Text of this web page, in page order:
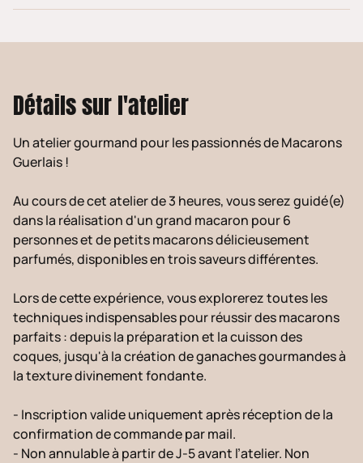
Détails sur l'atelier
Un atelier gourmand pour les passionnés de Macarons
Guerlais !
Au cours de cet atelier de 3 heures, vous serez guidé(e)
dans la réalisation d'un grand macaron pour 6
personnes et de petits macarons délicieusement
parfumés, disponibles en trois saveurs différentes.
Lors de cette expérience, vous explorerez toutes les
techniques indispensables pour réussir des macarons
parfaits : depuis la préparation et la cuisson des
coques, jusqu'à la création de ganaches gourmandes à
la texture divinement fondante.
- Inscription valide uniquement après réception de la
confirmation de commande par mail.
- Non annulable à partir de J-5 avant l’atelier. Non